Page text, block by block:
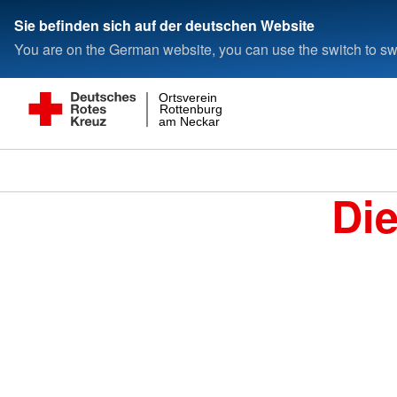
Sie befinden sich auf der deutschen Website
You are on the German website, you can use the switch to
am Neckar
Rottenburg
Ortsverein